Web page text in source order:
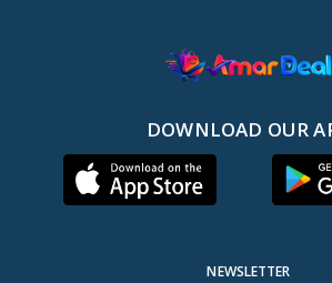
DOWNLOAD OUR
NEWSLETTER